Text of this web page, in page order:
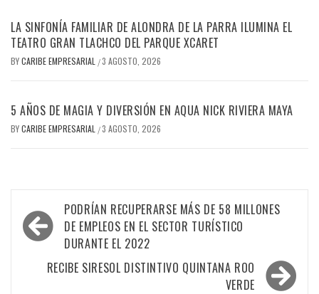
LA SINFONÍA FAMILIAR DE ALONDRA DE LA PARRA ILUMINA EL
TEATRO GRAN TLACHCO DEL PARQUE XCARET
BYCARIBE EMPRESARIAL /3 AGOSTO, 2026
5 AÑOS DE MAGIA Y DIVERSIÓN EN AQUA NICK RIVIERA MAYA
BYCARIBE EMPRESARIAL /3 AGOSTO, 2026
Navegación
de
entradas
PODRÍAN RECUPERARSE MÁS DE 58 MILLONES
DE EMPLEOS EN EL SECTOR TURÍSTICO
DURANTE EL 2022
RECIBE SIRESOL DISTINTIVO QUINTANA ROO
VERDE